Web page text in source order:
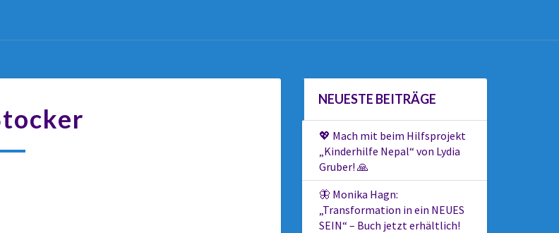
NEUESTE BEITRÄGE
💖 Mach mit beim Hilfsprojekt
„Kinderhilfe Nepal“ von Lydia
Gruber! 🙏
🦋 Monika Hagn:
„Transformation in ein NEUES
SEIN“ – Buch jetzt erhältlich!